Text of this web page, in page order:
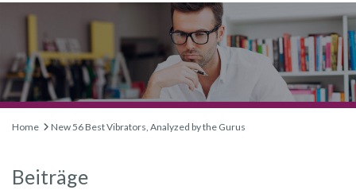
Home New 56 Best Vibrators, Analyzed by the Gurus
Beiträge